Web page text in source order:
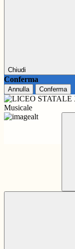
Chiudi
Conferma
Annulla Conferma